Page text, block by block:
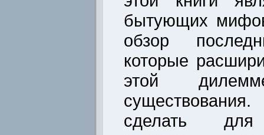
бытующих
обзор
которые
этой
сделать для